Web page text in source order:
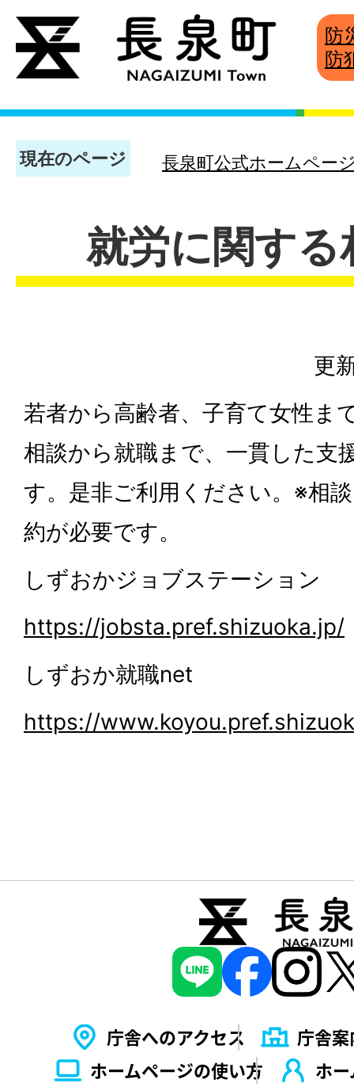
防
防
現在のページ 長泉町公式ホームペー
就労に関する
更
若者から高齢者、子育て女性ま
相談から就職まで、一貫した支
す。是非ご利用ください。※相
約が必要です。
しずおかジョブステーション
https://jobsta.pref.shizuoka.jp/
しずおか就職net
https://
庁舎へのアクセス
庁舎案
ホームページの使い⽅
ホ